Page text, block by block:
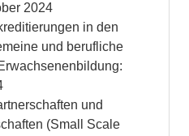
2024
in den
und berufliche
und
(Small Scale